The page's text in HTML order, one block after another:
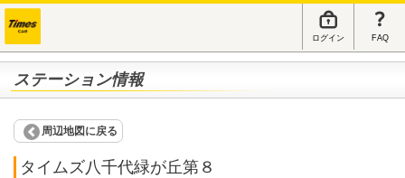
ログイン FAQ
ステーション情報
周辺地図に戻る
タイムズ八千代緑が丘第８